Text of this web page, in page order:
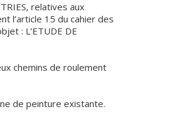
relatives aux
l’article 15 du cahier des
: L’ETUDE DE
chemins de roulement
de peinture existante.